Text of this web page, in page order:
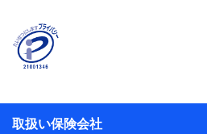
名、住所、生年月日、性別、保
係、保険加入の目的、保険商品
のお支払方法、車のメーカーや
ル内容や送信履歴の情報及び保
取扱い保険会社